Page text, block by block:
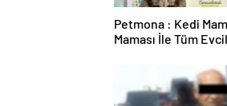
Petmona : Kedi
Maması İle Tüm